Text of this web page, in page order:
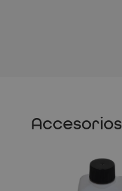
Accesorios